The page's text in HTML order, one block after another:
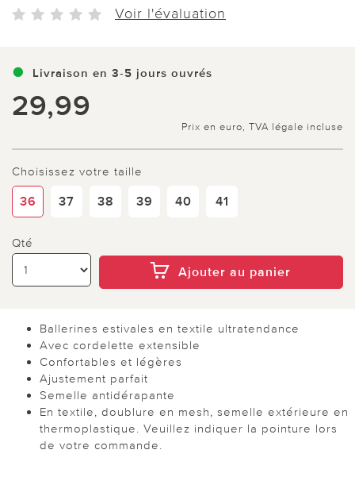
Voir l'évaluation
Livraison en 3-5 jours ouvrés
29,99
Prix en euro, TVA légale incluse
Choisissez votre taille
36 37 38 39 40 41
Qté
Ajouter au panier
Ballerines estivales en textile ultratendance
Avec cordelette extensible
Confortables et légères
Ajustement parfait
Semelle antidérapante
En textile, doublure en mesh, semelle extérieure en
thermoplastique. Veuillez indiquer la pointure lors
de votre commande.